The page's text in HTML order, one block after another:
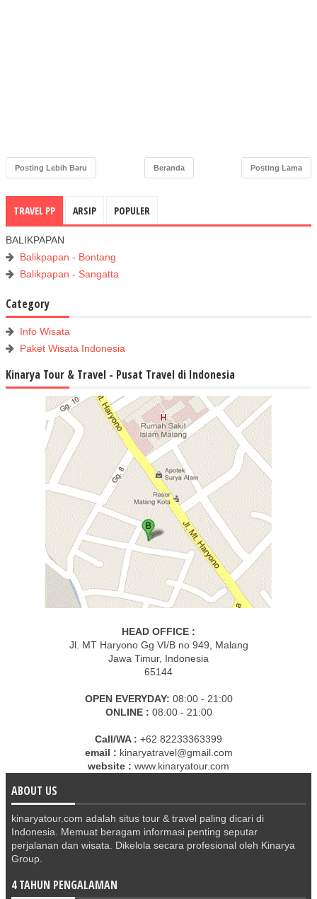
Posting Lebih Baru Posting Lama
Beranda
TRAVEL PP ARSIP POPULER
BALIKPAPAN
Balikpapan - Bontang
Balikpapan - Sangatta
Category
Info Wisata
Paket Wisata Indonesia
Kinarya Tour & Travel - Pusat Travel di Indonesia
HEAD OFFICE :
Jl. MT Haryono Gg VI/B no 949, Malang
Jawa Timur, Indonesia
65144
OPEN EVERYDAY: 08:00 - 21:00
ONLINE : 08:00 - 21:00
Call/WA : +62 82233363399
email : kinaryatravel@gmail.com
website : www.kinaryatour.com
ABOUT US
kinaryatour.com adalah situs tour & travel paling dicari di
Indonesia. Memuat beragam informasi penting seputar
perjalanan dan wisata. Dikelola secara profesional oleh Kinarya
Group.
4 TAHUN PENGALAMAN